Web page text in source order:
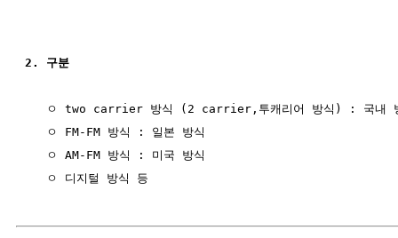
2. 구분
ㅇ two carrier 방식 (2 carrier,투캐리어 방식) : 국내
   ㅇ FM-FM 방식 : 일본 방식
   ㅇ AM-FM 방식 : 미국 방식